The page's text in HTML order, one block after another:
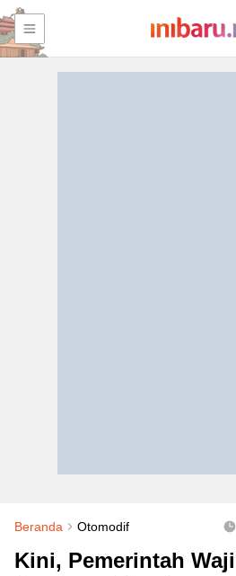
Beranda Otomodif
Kini, Pemerintah